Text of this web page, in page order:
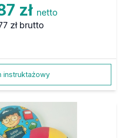
zł netto
zł brutto
instruktażowy